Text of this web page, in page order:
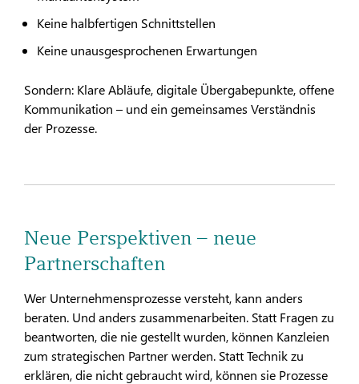
Keine halbfertigen Schnittstellen
Keine unausgesprochenen Erwartungen
Sondern: Klare Abläufe, digitale Übergabepunkte, offene
Kommunikation – und ein gemeinsames Verständnis
der Prozesse.
Neue Perspektiven – neue
Partnerschaften
Wer Unternehmensprozesse versteht, kann anders
beraten. Und anders zusammenarbeiten. Statt Fragen zu
beantworten, die nie gestellt wurden, können Kanzleien
zum strategischen Partner werden. Statt Technik zu
erklären, die nicht gebraucht wird, können sie Prozesse